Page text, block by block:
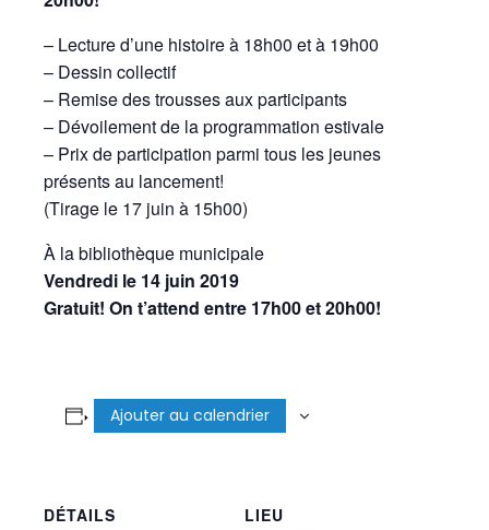
– Lecture d’une histoire à 18h00 et à 19h00
– Dessin collectif
– Remise des trousses aux participants
– Dévoilement de la programmation estivale
– Prix de participation parmi tous les jeunes
présents au lancement!
(Tirage le 17 juin à 15h00)
À la bibliothèque municipale
Vendredi le 14 juin 2019
Gratuit! On t’attend entre 17h00 et 20h00!
Ajouter au calendrier
DÉTAILS
LIEU